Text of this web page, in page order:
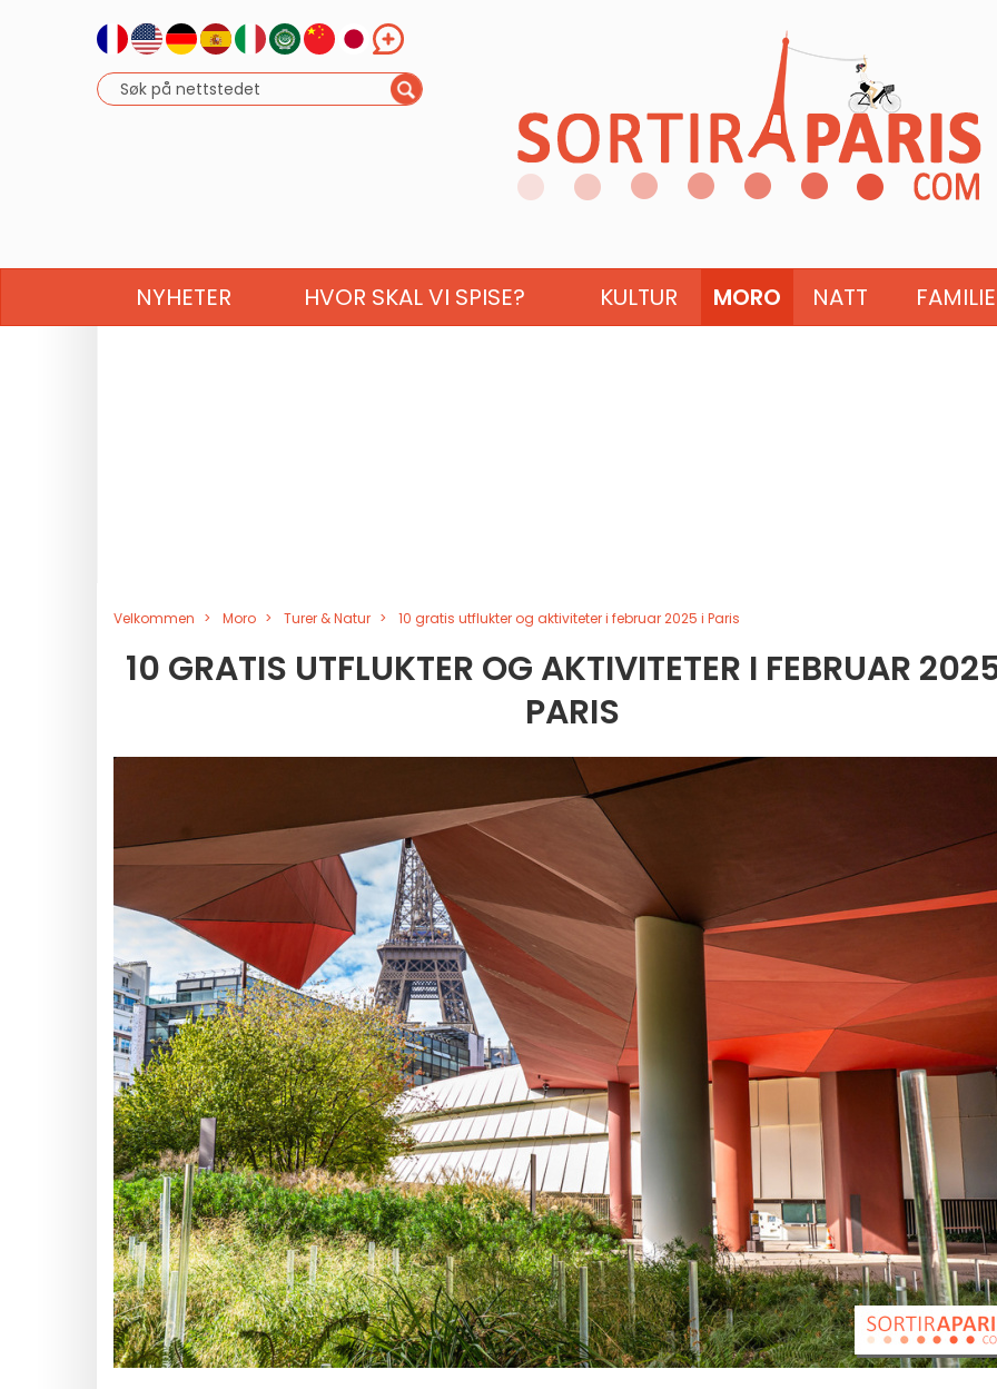
NYHETER HVOR SKAL VI SPISE? KULTUR MORO NATT FAMILIE
Velkommen Moro Turer & Natur 10 gratis utflukter og aktiviteter i februar 2025 i Paris
10 GRATIS UTFLUKTER OG AKTIVITETER I FEBRUAR
PARIS